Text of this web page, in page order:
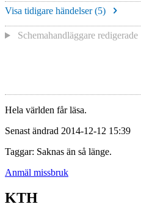
Visa tidigare händelser (5)
Schemahandläggare redigerade
Hela världen får läsa.
Senast ändrad 2014-12-12 15:39
Taggar: Saknas än så länge.
Anmäl missbruk
KTH